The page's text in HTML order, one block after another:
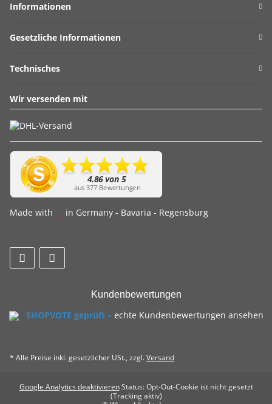
Informationen
Gesetzliche Informationen
Technisches
Wir versenden mit
Made with in Germany - Bavaria - Regensburg
Kundenbewertungen
SHOPVOTE geprüft – echte Kundenbewertungen ansehen
* Alle Preise inkl. gesetzlicher USt., zzgl.Versand
Google Analytics deaktivieren Status: Opt-Out-Cookie ist nicht gesetzt
(Tracking aktiv)